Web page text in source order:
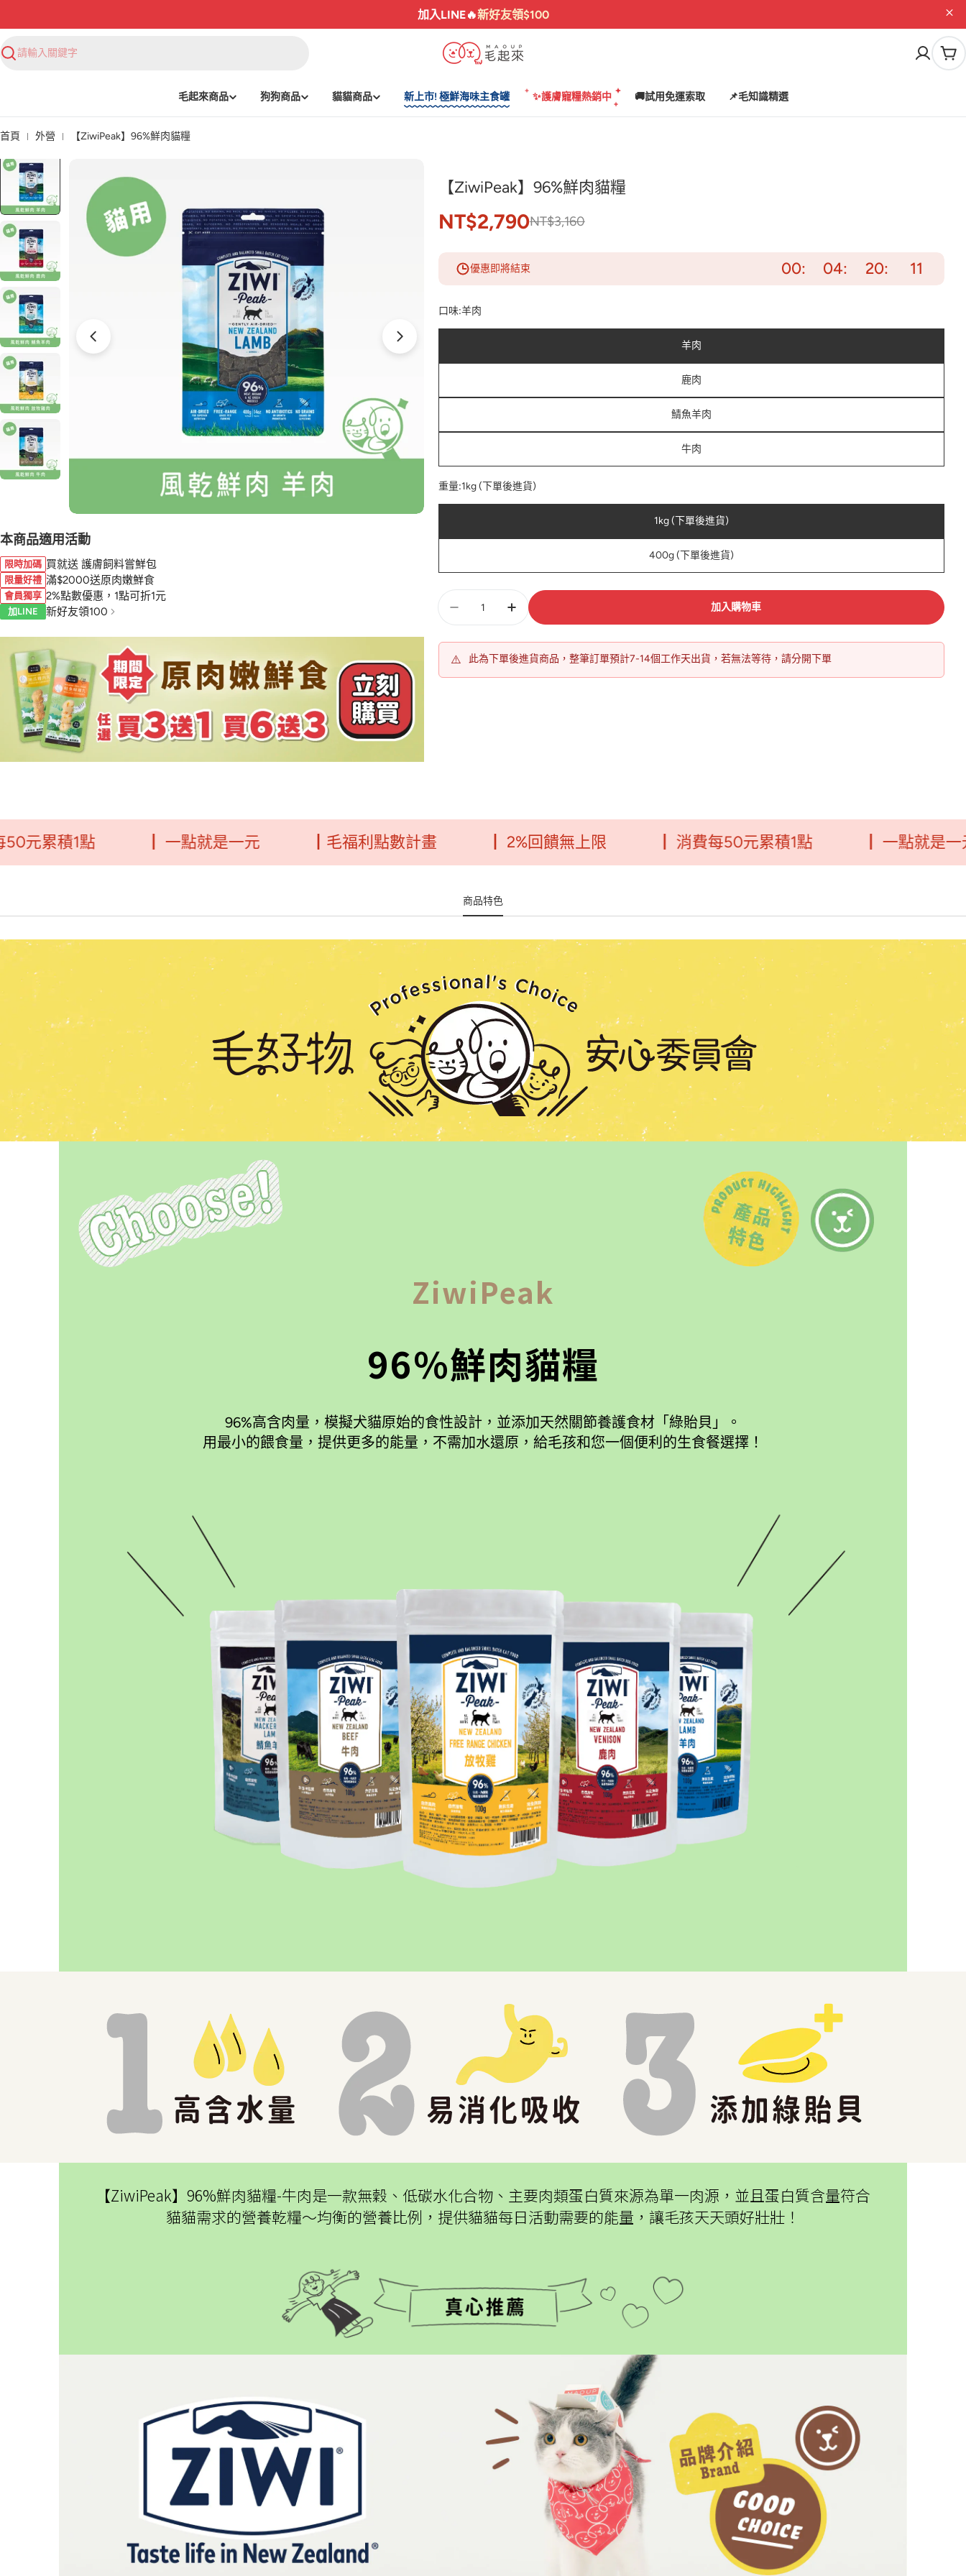
加入LINE🔥新好友領$100
搜
購
毛起來商品 狗狗商品 貓貓商品 新上市! 極鮮海味主食罐 ✨護膚寵糧熱銷中 🚚試用免運索取 📌毛知識精選
首頁 外營 【ZiwiPeak】96%鮮肉貓糧
本商品適用活動
限時加碼 買就送 護膚飼料嘗鮮包
限量好禮 滿$2000送原肉嫩鮮食
會員獨享 2%點數優惠，1點可折1元
加LINE 新好友領100
【ZiwiPeak】96%鮮肉貓糧
NT$2,790NT$3,160
優惠即將結束 00 04 20 09
口味:羊肉
羊肉
鹿肉
鯖魚羊肉
牛肉
重量:1kg (下單後進貨)
1kg (下單後進貨)
400g (下單後進貨)
加入購物車
⚠️ 此為下單後進貨商品，整筆訂單預計7-14個工作天出貨，若無法等待，請分開下單
積1點 ┃ 一點就是一元 ┃毛福利點數計畫 ┃ 2%回饋無上限 ┃ 消費每50元累積1點 ┃ 一點就是一元
商品特色
ZiwiPeak
96%鮮肉貓糧
96%高含肉量，模擬犬貓原始的食性設計，並添加天然關節養護食材「綠貽貝」。​
用最小的餵食量，提供更多的能量，不需加水還原，給毛孩和您一個便利的生食餐選擇！
【ZiwiPeak】96%鮮肉貓糧-牛肉是一款無穀、低碳水化合物、主要肉類蛋白質來源為單一肉源，並且蛋白質含量符合
貓貓需求的營養乾糧～均衡的營養比例，提供貓貓每日活動需要的能量，讓毛孩天天頭好壯壯！